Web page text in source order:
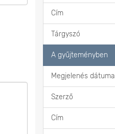
Cím
Tárgyszó
A gyűjteményben
Megjelenés dátuma
Szerző
Cím